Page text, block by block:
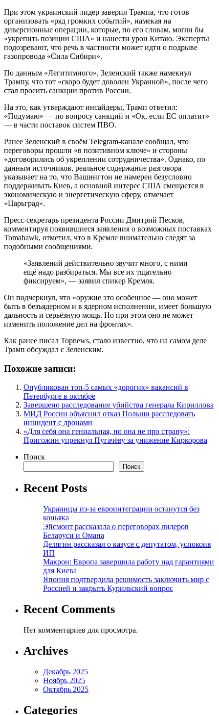
При этом украинский лидер заверил Трампа, что готов
организовать «ряд громких событий», намекая на
диверсионные операции, которые, по его словам, могли бы
«укрепить позиции США» и нанести урон Китаю. Эксперты
подозревают, что речь в частности может идти о подрыве
газопровода «Сила Сибири».
По данным «Легитимного», Зеленский также намекнул
Трампу, что тот «скоро будет доволен Украиной», после чего
стал просить санкции против России.
На это, как утверждают инсайдеры, Трамп ответил:
«Подумаю» — по вопросу санкций и «Ок, если ЕС оплатит»
— в части поставок систем ПВО.
Ранее Зеленский в своём Telegram-канале сообщал, что
переговоры прошли «в позитивном ключе» и стороны
«договорились об укреплении сотрудничества». Однако, по
данным источников, реальное содержание разговора
указывает на то, что Вашингтон не намерен безусловно
поддерживать Киев, а основной интерес США смещается в
экономическую и энергетическую сферу, отмечает
«Царьград».
Пресс-секретарь президента России Дмитрий Песков,
комментируя появившиеся заявления о возможных поставках
Tomahawk, отметил, что в Кремле внимательно следят за
подобными сообщениями.
«Заявлений действительно звучит много, с ними
ещё надо разбираться. Мы все их тщательно
фиксируем», — заявил спикер Кремля.
Он подчеркнул, что «оружие это особенное — оно может
быть в безъядерном и в ядерном исполнении, имеет большую
дальность и серьёзную мощь. Но при этом оно не может
изменить положение дел на фронтах».
Как ранее писал Topnews, стало известно, что на самом деле
Трамп обсуждал с Зеленским.
Похожие записи:
Опубликован топ-5 самых «дорогих» вакансий в
Петербурге в октябре
Завершено расследование убийства генерала Кириллова
МИД России объяснил отказ Польши расследовать
инцидент с дронами
«Для себя она гениальная, но она не про страну»:
Пригожин упрекнул Пугачёву за унижение Киркорова
Поиск
Поиск
Recent Posts
Украинцы из-за евроинтеграции останутся без
коньяка
Эйсмонт рассказала о переговорах лидеров
Беларуси и Омана
Делягин рассказал о казусе с депутатом, успокоив
ИП
Макрон: Европа завершила работу над гарантиями
для Киева
Япония подтвердила решимость заключить мир с
Россией и закрыть Курильский вопрос
Recent Comments
Нет комментариев для просмотра.
Archives
Декабрь 2025
Ноябрь 2025
Октябрь 2025
Categories